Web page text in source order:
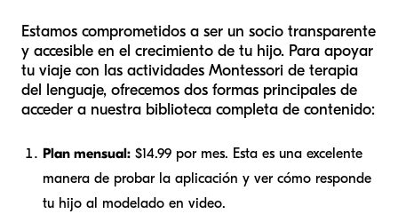
Estamos comprometidos a ser un socio transparente
y accesible en el crecimiento de tu hijo. Para apoyar
tu viaje con las actividades Montessori de terapia
del lenguaje, ofrecemos dos formas principales de
acceder a nuestra biblioteca completa de contenido:
Plan mensual: $14.99 por mes. Esta es una excelente
manera de probar la aplicación y ver cómo responde
tu hijo al modelado en video.